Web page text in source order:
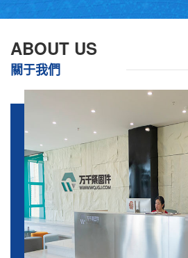
ABOUT US
關于我們